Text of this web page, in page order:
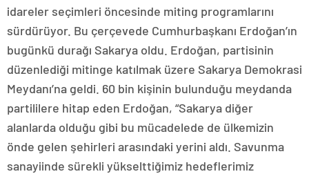
idareler seçimleri öncesinde miting programlarını
sürdürüyor. Bu çerçevede Cumhurbaşkanı Erdoğan’ın
bugünkü durağı Sakarya oldu. Erdoğan, partisinin
düzenlediği mitinge katılmak üzere Sakarya Demokrasi
Meydanı’na geldi. 60 bin kişinin bulunduğu meydanda
partililere hitap eden Erdoğan, “Sakarya diğer
alanlarda olduğu gibi bu mücadelede de ülkemizin
önde gelen şehirleri arasındaki yerini aldı. Savunma
sanayiinde sürekli yükselttiğimiz hedeflerimiz